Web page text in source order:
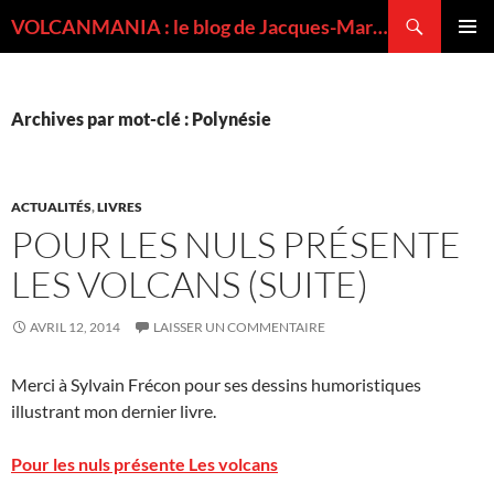
VOLCANMANIA : le blog de Jacques-Marie BARDINTZEFF, volcanologue
Archives par mot-clé : Polynésie
ACTUALITÉS,LIVRES
POUR LES NULS PRÉSENTE
LES VOLCANS (SUITE)
AVRIL 12, 2014 LAISSER UN COMMENTAIRE
Merci à Sylvain Frécon pour ses dessins humoristiques
illustrant mon dernier livre.
Pour les nuls présente Les volcans